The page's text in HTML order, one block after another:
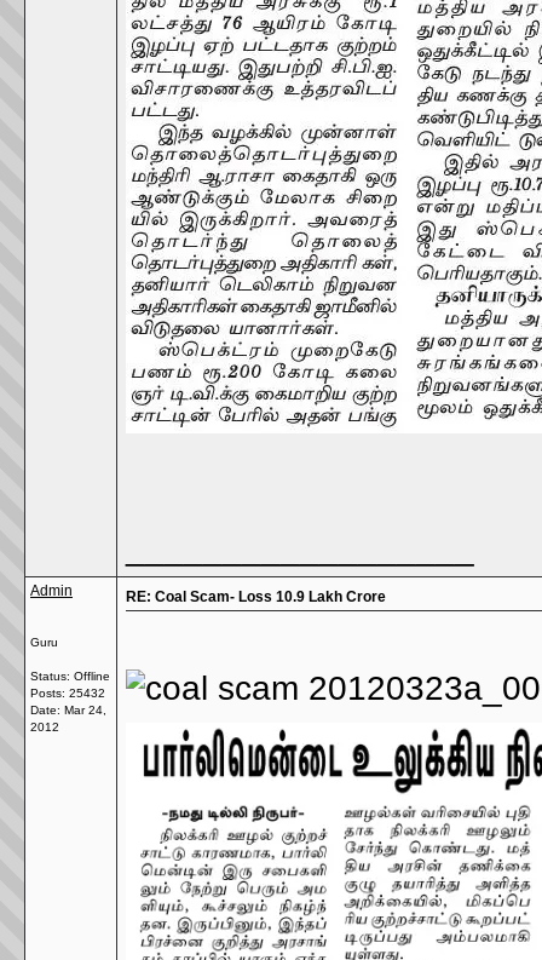
Admin
Guru
Status: Offline
Posts: 25432
Date: Mar 24,
2012
RE: Coal Scam- Loss 10.9 Lakh Crore